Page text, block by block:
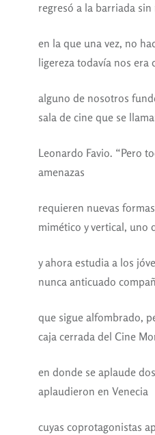
regresó a la barriada
en la que una vez, no
ligereza todavía nos era
alguno de nosotros
sala de cine que se
Leonardo Favio. “Pero
amenazas
requieren nuevas
mimético y vertical, uno
y ahora estudia a los
nunca anticuado
que sigue alfombrado,
caja cerrada del Cine
en donde se aplaude
aplaudieron en Venecia
cuyas coprotagonistas